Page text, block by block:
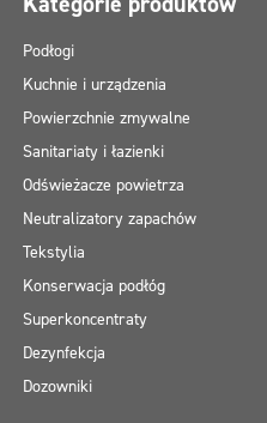
Podłogi
Kuchnie i urządzenia
Powierzchnie zmywalne
Sanitariaty i łazienki
Odświeżacze powietrza
Neutralizatory zapachów
Tekstylia
Konserwacja podłóg
Superkoncentraty
Dezynfekcja
Dozowniki